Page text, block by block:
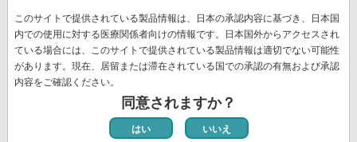
ジ
送
り
先
頭
ペ
ー
ジ
« 最初
前
ペ
ー
ジ
‹‹
ペ
ー
ジ
3
ペ
ー
ジ
4
ペ
ー
ジ
5
ペ
ー
ジ
6
カ
レ
ン
ト
ジ
7
ペ
ー
ジ
8
ペ
ー
ジ
9
ペ
ー
ジ
10
ペ
ー
ジ
11
次
ペ
ー
ジ
››
最
終
ペ
ー
ジ
最終 »
新着情報一覧
このサイトで提供されている製品情報は、日本の承認内容に基づき、日本国
内での使用に対する医療関係者向けの情報です。日本国外からアクセスされ
ている場合には、このサイトで提供されている製品情報は適切でない可能性
があります。現在、居留または滞在されている国での承認の有無および承認
内容をご確認ください。
同意されますか？
はい いいえ